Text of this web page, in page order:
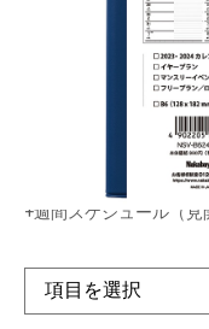
メーカー希望小売価格：
月間スケジュール（見
+週間スケジュール（見